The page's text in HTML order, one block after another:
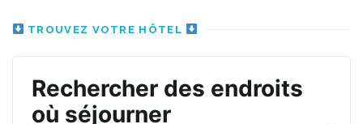
TROUVEZ VOTRE HÔTEL